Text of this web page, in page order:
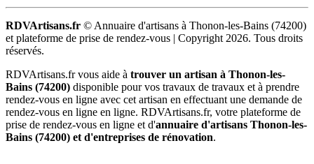
RDVArtisans.fr © Annuaire d'artisans à Thonon-les-Bains (74200)
et plateforme de prise de rendez-vous | Copyright 2026. Tous droits
réservés.
RDVArtisans.fr vous aide à trouver un artisan à Thonon-les-
Bains (74200) disponible pour vos travaux de travaux et à prendre
rendez-vous en ligne avec cet artisan en effectuant une demande de
rendez-vous en ligne en ligne. RDVArtisans.fr, votre plateforme de
prise de rendez-vous en ligne et d'annuaire d'artisans Thonon-les-
Bains (74200) et d'entreprises de rénovation.